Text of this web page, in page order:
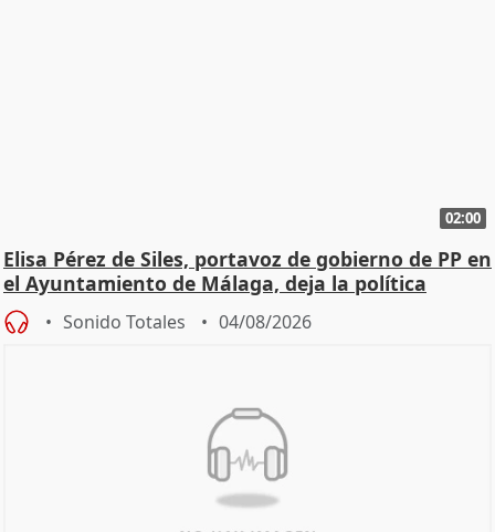
02:00
Elisa Pérez de Siles, portavoz de gobierno de PP en
el Ayuntamiento de Málaga, deja la política
Sonido Totales 04/08/2026